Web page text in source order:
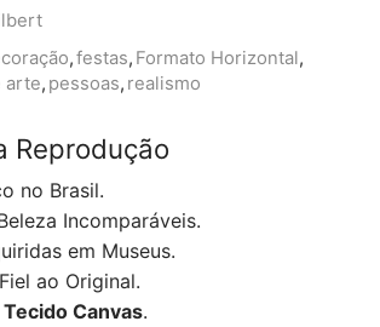
,festas, Formato Horizontal,
arte, pessoas, realismo
Reprodução
no Brasil.
Incomparáveis.
em Museus.
ao Original.
Tecido Canvas.